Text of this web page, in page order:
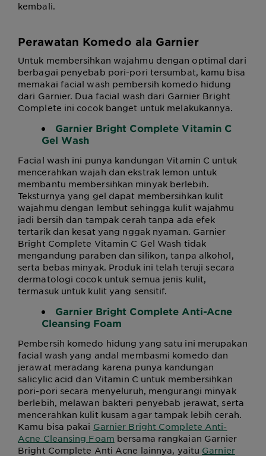
kembali.
Perawatan Komedo ala Garnier
Untuk membersihkan wajahmu dengan optimal dari
berbagai penyebab pori-pori tersumbat, kamu bisa
memakai facial wash pembersih komedo hidung
dari Garnier. Dua facial wash dari Garnier Bright
Complete ini cocok banget untuk melakukannya.
Garnier Bright Complete Vitamin C
Gel Wash
Facial wash ini punya kandungan Vitamin C untuk
mencerahkan wajah dan ekstrak lemon untuk
membantu membersihkan minyak berlebih.
Teksturnya yang gel dapat membersihkan kulit
wajahmu dengan lembut sehingga kulit wajahmu
jadi bersih dan tampak cerah tanpa ada efek
tertarik dan kesat yang nggak nyaman. Garnier
Bright Complete Vitamin C Gel Wash tidak
mengandung paraben dan silikon, tanpa alkohol,
serta bebas minyak. Produk ini telah teruji secara
dermatologi cocok untuk semua jenis kulit,
termasuk untuk kulit yang sensitif.
Garnier Bright Complete Anti-Acne
Cleansing Foam
Pembersih komedo hidung yang satu ini merupakan
facial wash yang andal membasmi komedo dan
jerawat meradang karena punya kandungan
salicylic acid dan Vitamin C untuk membersihkan
pori-pori secara menyeluruh, mengurangi minyak
berlebih, melawan bakteri penyebab jerawat, serta
mencerahkan kulit kusam agar tampak lebih cerah.
Kamu bisa pakai Garnier Bright Complete Anti-
Acne Cleansing Foam bersama rangkaian Garnier
Bright Complete Anti Acne lainnya, yaitu Garnier